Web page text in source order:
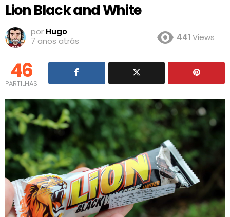
Lion Black and White
por Hugo
7 anos atrás
441 Views
46
PARTILHAS